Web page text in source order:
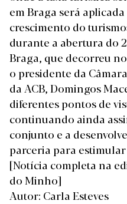
em Braga será
crescimento do
durante a abertura do
Braga, que decorreu
o presidente da
da ACB, Domingos
diferentes pontos de
continuando ainda
conjunto e a
parceria para
[Notícia completa na
do Minho]
Autor: Carla Esteves